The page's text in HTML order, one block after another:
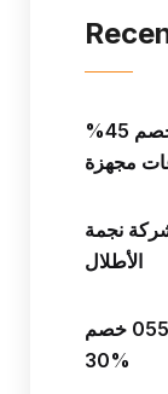
شركة تخزين اثاث بجازان – خصم 45%
مجهزة
بجازان — خصم 55% شركة نجمة
الأطلال
شركة نقل عفش بفيفاء – 0557874005 خصم
30%